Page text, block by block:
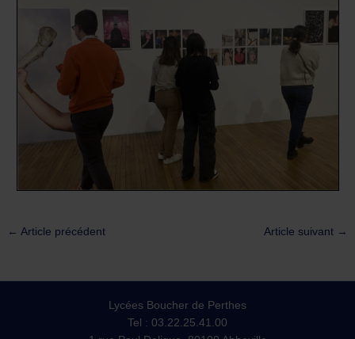
← Article précédent Article suivant →
Lycées Boucher de Perthes
Tel : 03.22.25.41.00